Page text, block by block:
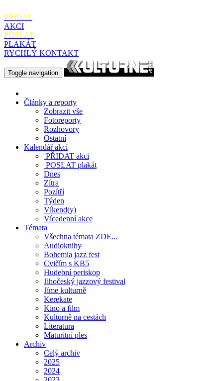
PŘIDAT
AKCI
POSLAT
PLAKÁT
RYCHLÝ KONTAKT
Toggle navigation
Články a reporty
Zobrazit vše
Fotoreporty
Rozhovory
Ostatní
Kalendář akcí
PŘIDAT akci
POSLAT plakát
Dnes
Zítra
Pozítří
Týden
Víkend(y)
Vícedenní akce
Témata
Všechna témata ZDE...
Audioknihy
Bohemia jazz fest
Cvičím s KB5
Hudební periskop
Jihočeský jazzový festival
Jíme kulturně
Kerekate
Kino a film
Kulturně na cestách
Literatura
Maturitní ples
Archiv
Celý archiv
2025
2024